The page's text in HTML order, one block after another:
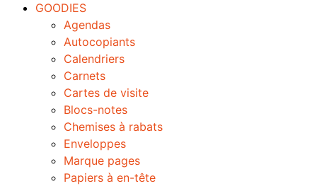
GOODIES
Agendas
Autocopiants
Calendriers
Carnets
Cartes de visite
Blocs-notes
Chemises à rabats
Enveloppes
Marque pages
Papiers à en-tête